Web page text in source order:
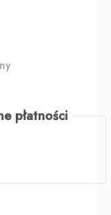
płatności